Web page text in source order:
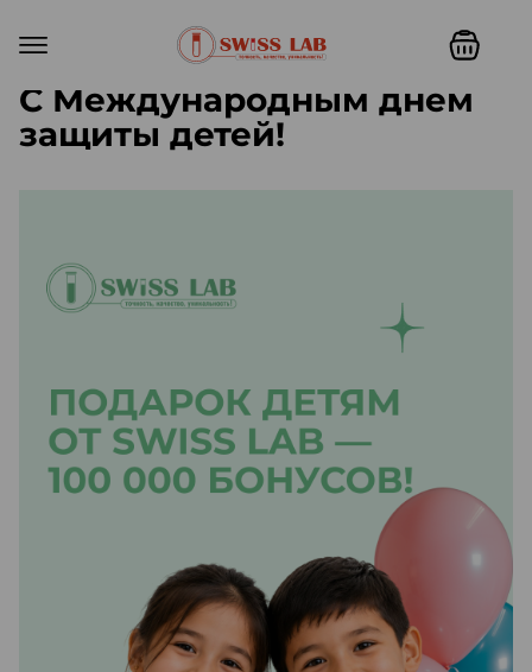
С Международным днем
защиты детей!